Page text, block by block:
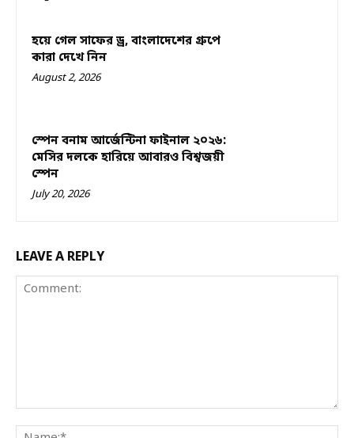
হয়ে গেল সাফের ড্র, বাংলাদেশের গ্রুপে
কারা দেখে নিন
August 2, 2026
স্পেন বনাম আর্জেন্টিনা ফাইনাল ২০২৬:
মেসির দলকে হারিয়ে আবারও বিশ্বজয়ী
স্পেন
July 20, 2026
LEAVE A REPLY